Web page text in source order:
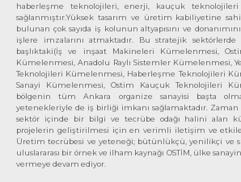
haberleşme teknolojileri, enerji, kauçuk teknolojileri
sağlanmıştır.Yüksek tasarım ve üretim kabiliyetine
bulunan çok sayıda iş kolunun altyapısını ve
işlere imzalarını atmaktadır. Bu stratejik
başlıktaki(İş ve inşaat Makineleri Kümelenmesi,
Kümelenmesi, Anadolu Raylı Sistemler Kümelenmesi,
Teknolojileri Kümelenmesi, Haberleşme Teknolojileri
Sanayi Kümelenmesi, Ostim Kauçuk Teknolojileri
bölgenin tüm Ankara organize sanayisi başta
yetenekleriyle de iş birliği imkanı sağlamaktadır.
sektör içinde bir bilgi ve tecrübe odağı halini alan
projelerin geliştirilmesi için en verimli iletişim ve
Üretim tecrübesi ve yeteneği; bütünlükçü, yenilikçi ve
uluslararası bir örnek ve ilham kaynağı OSTİM, ülke
vermeye devam ediyor.